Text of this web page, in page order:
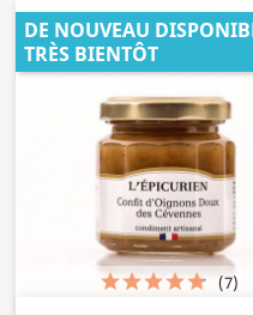
(7)
DE NOUVEAU
TRÈS BIENTÔT